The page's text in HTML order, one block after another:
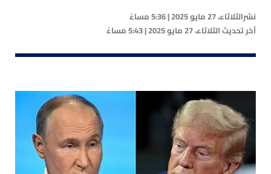
نشرالثلاثاء، 27 مايو 2025 | 5:36 مساءً
آخر تحديثالثلاثاء، 27 مايو 2025 | 5:43 مساءً